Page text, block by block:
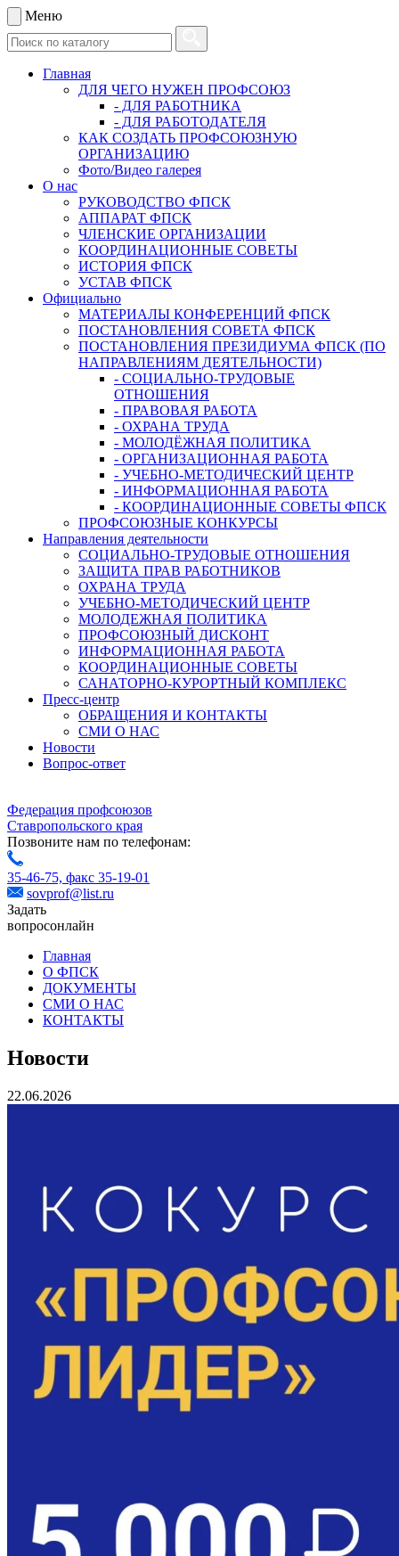
Меню
Главная
ДЛЯ ЧЕГО НУЖЕН ПРОФСОЮЗ
- ДЛЯ РАБОТНИКА
- ДЛЯ РАБОТОДАТЕЛЯ
КАК СОЗДАТЬ ПРОФСОЮЗНУЮ
ОРГАНИЗАЦИЮ
Фото/Видео галерея
О нас
РУКОВОДСТВО ФПСК
АППАРАТ ФПСК
ЧЛЕНСКИЕ ОРГАНИЗАЦИИ
КООРДИНАЦИОННЫЕ СОВЕТЫ
ИСТОРИЯ ФПСК
УСТАВ ФПСК
Официально
МАТЕРИАЛЫ КОНФЕРЕНЦИЙ ФПСК
ПОСТАНОВЛЕНИЯ СОВЕТА ФПСК
ПОСТАНОВЛЕНИЯ ПРЕЗИДИУМА ФПСК (ПО
НАПРАВЛЕНИЯМ ДЕЯТЕЛЬНОСТИ)
- СОЦИАЛЬНО-ТРУДОВЫЕ
ОТНОШЕНИЯ
- ПРАВОВАЯ РАБОТА
- ОХРАНА ТРУДА
- МОЛОДЁЖНАЯ ПОЛИТИКА
- ОРГАНИЗАЦИОННАЯ РАБОТА
- УЧЕБНО-МЕТОДИЧЕСКИЙ ЦЕНТР
- ИНФОРМАЦИОННАЯ РАБОТА
- КООРДИНАЦИОННЫЕ СОВЕТЫ ФПСК
ПРОФСОЮЗНЫЕ КОНКУРСЫ
Направления деятельности
СОЦИАЛЬНО-ТРУДОВЫЕ ОТНОШЕНИЯ
ЗАЩИТА ПРАВ РАБОТНИКОВ
ОХРАНА ТРУДА
УЧЕБНО-МЕТОДИЧЕСКИЙ ЦЕНТР
МОЛОДЕЖНАЯ ПОЛИТИКА
ПРОФСОЮЗНЫЙ ДИСКОНТ
ИНФОРМАЦИОННАЯ РАБОТА
КООРДИНАЦИОННЫЕ СОВЕТЫ
САНАТОРНО-КУРОРТНЫЙ КОМПЛЕКС
Пресс-центр
ОБРАЩЕНИЯ И КОНТАКТЫ
СМИ О НАС
Новости
Вопрос-ответ
Федерация профсоюзов
Ставропольского края
Позвоните нам по телефонам:
35-46-75, факс 35-19-01
sovprof@list.ru
Задать
вопросонлайн
Главная
О ФПСК
ДОКУМЕНТЫ
СМИ О НАС
КОНТАКТЫ
Новости
22.06.2026